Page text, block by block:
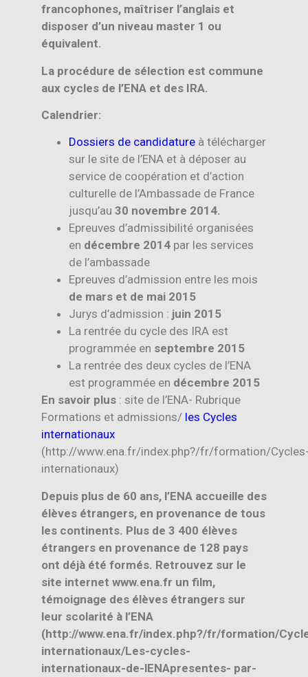
francophones, maîtriser l’anglais et
disposer d’un niveau master 1 ou
équivalent.
La procédure de sélection est commune
aux cycles de l’ENA et des IRA.
Calendrier:
Dossiers de candidature à télécharger
sur le site de l’ENA et à déposer au
service de coopération et d’action
culturelle de l’Ambassade de France
jusqu’au 30 novembre 2014.
Epreuves d’admissibilité organisées
en décembre 2014 par les services
de l’ambassade
Epreuves d’admission entre les mois
de mars et de mai 2015
Jurys d’admission : juin 2015
La rentrée du cycle des IRA est
programmée en septembre 2015
La rentrée des deux cycles de l’ENA
est programmée en décembre 2015
En savoir plus : site de l’ENA- Rubrique
Formations et admissions/ les Cycles
internationaux
(http://www.ena.fr/index.php?/fr/formation/
internationaux)
Depuis plus de 60 ans, l’ENA accueille des
élèves étrangers, en provenance de tous
les continents. Plus de 3 400 élèves
étrangers en provenance de 128 pays
ont déjà été formés. Retrouvez sur le
site internet www.ena.fr un film,
témoignage des élèves étrangers sur
leur scolarité à l’ENA
(http://www.ena.fr/index.php?/fr/formation/
internationaux/Les-cycles-
internationaux-de-lENApresentes- par-